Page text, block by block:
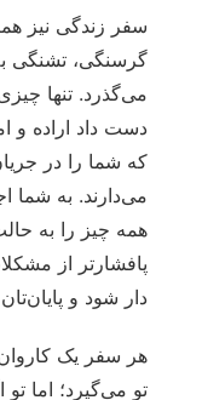
سفر زندگی نیز
گرسنگی، تشنگی
می‌گذرد. تنها
دست داد اراده و
که شما را در
می‌دارند. به شما
همه چیز را به
پافشارتر از
دار شود و
هر سفر یک کاروان
تو می‌گیرد؛ اما